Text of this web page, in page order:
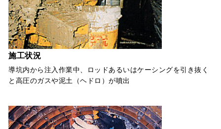
施工状況
導坑内から注入作業中、ロッドあるいはケーシングを引き抜く
と高圧のガスや泥土（ヘドロ）が噴出